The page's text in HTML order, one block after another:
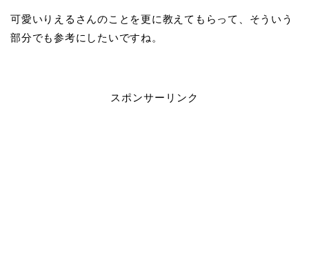
可愛いりえるさんのことを更に教えてもらって、そういう
部分でも参考にしたいですね。
スポンサーリンク